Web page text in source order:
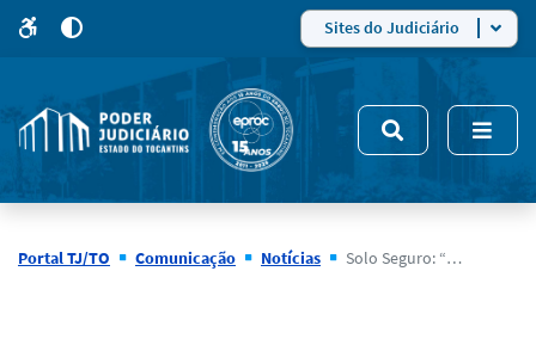
site
5
modo
de
alto
Sites do Judiciário
Portal TJ/TO Comunicação Notícias Solo Seguro: “Ôh benção! Agora a casa é minha de verdade”, celebra lavradora de Arraias ao receber título de regularização, após 20 anos de espera